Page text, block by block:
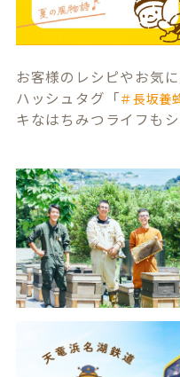
お客様のレシピやお気
ハッシュタグ「＃長坂養
キなはちみつライフも